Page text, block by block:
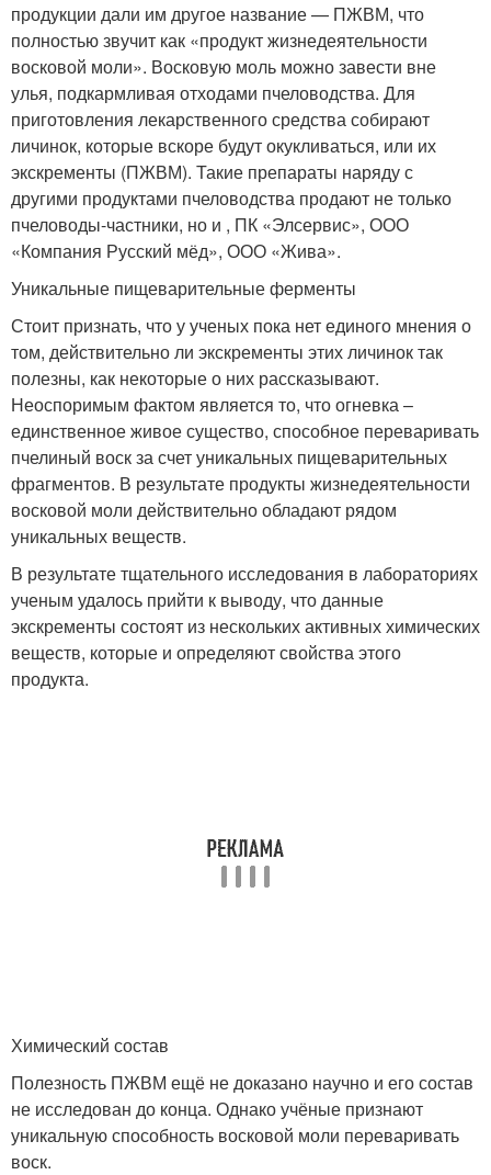
продукции дали им другое название — ПЖВМ, что
полностью звучит как «продукт жизнедеятельности
восковой моли». Восковую моль можно завести вне
улья, подкармливая отходами пчеловодства. Для
приготовления лекарственного средства собирают
личинок, которые вскоре будут окукливаться, или их
экскременты (ПЖВМ). Такие препараты наряду с
другими продуктами пчеловодства продают не только
пчеловоды-частники, но и , ПК «Элсервис», ООО
«Компания Русский мёд», ООО «Жива».
Уникальные пищеварительные ферменты
Стоит признать, что у ученых пока нет единого мнения о
том, действительно ли экскременты этих личинок так
полезны, как некоторые о них рассказывают.
Неоспоримым фактом является то, что огневка –
единственное живое существо, способное переваривать
пчелиный воск за счет уникальных пищеварительных
фрагментов. В результате продукты жизнедеятельности
восковой моли действительно обладают рядом
уникальных веществ.
В результате тщательного исследования в лабораториях
ученым удалось прийти к выводу, что данные
экскременты состоят из нескольких активных химических
веществ, которые и определяют свойства этого
продукта.
Химический состав
Полезность ПЖВМ ещё не доказано научно и его состав
не исследован до конца. Однако учёные признают
уникальную способность восковой моли переваривать
воск.